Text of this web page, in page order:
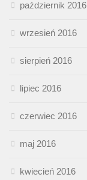
październik 2016
wrzesień 2016
sierpień 2016
lipiec 2016
czerwiec 2016
maj 2016
kwiecień 2016